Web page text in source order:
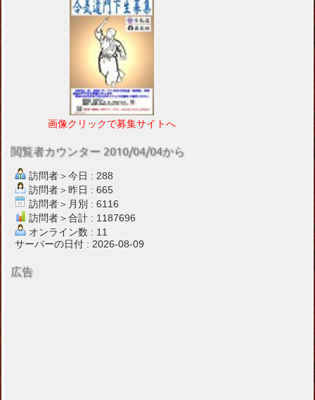
画像クリックで募集サイトへ
閲覧者カウンター 2010/04/04から
訪問者＞今日 : 288
訪問者＞昨日 : 665
訪問者＞月別 : 6116
訪問者＞合計 : 1187696
オンライン数 : 11
サーバーの日付 : 2026-08-09
広告